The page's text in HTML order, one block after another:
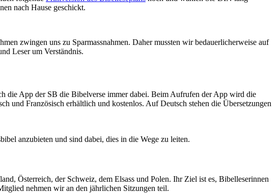
nach Hause geschickt.
zwingen uns zu Sparmassnahmen. Daher mussten wir bedauerlicherweise auf
Leser um Verständnis.
die App der SB die Bibelverse immer dabei. Beim Aufrufen der App wird die
und Französisch erhältlich und kostenlos. Auf Deutsch stehen die Übersetzungen
anzubieten und sind dabei, dies in die Wege zu leiten.
Österreich, der Schweiz, dem Elsass und Polen. Ihr Ziel ist es, Bibelleserinnen
nehmen wir an den jährlichen Sitzungen teil.